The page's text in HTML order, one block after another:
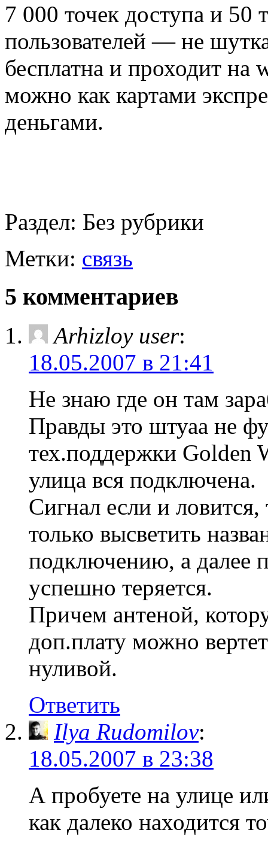
7 000 точек доступа и 50
пользователей — не
бесплатна и проходит
можно как картами
деньгами.
Раздел: Без рубрики
Метки: связь
5 комментариев
Arhizloy user:
18.05.2007 в 21:41
Не знаю где он там
Правды это штуаа не
тех.поддержки Golden
улица вся подключена.
Сигнал если и ловится,
только высветить
подключению, а далее
успешно теряется.
Причем антеной,
доп.плату можно
нуливой.
Ответить
Ilya Rudomilov:
18.05.2007 в 23:38
А пробуете на улице
как далеко находится